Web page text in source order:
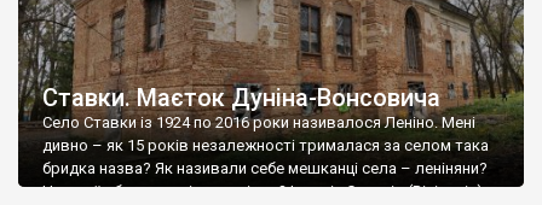
Ставки. Маєток Дуніна-Вонсовича
Село Ставки із 1924 по 2016 роки називалося Леніно. Мені
дивно – як 15 років незалежності трималася за селом така
бридка назва? Як називали себе мешканці села – леніняни?
Невже їм було зовсім все рівно? Історія Ставків (Вікіпедія).